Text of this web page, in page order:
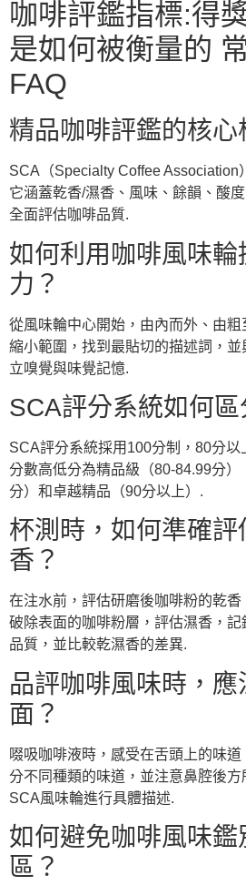
咖啡評鑑指標:得
是如何被衡量的
FAQ
精品咖啡評鑑的核心
SCA（Specialty Coffee Association
它涵蓋乾香/濕香、風味、餘韻、酸
全面評估咖啡品質.
如何利用咖啡風味輪
力？
從風味輪中心開始，由內而外、由
縮小範圍，找到最貼切的描述詞，
立嗅覺與味覺記憶.
SCA評分系統如何區
SCA評分系統採用100分制，80分
分數高低分為精品級（80-84.99分
分）和卓越精品（90分以上）.
杯測時，如何準確
香？
在注水前，評估研磨後咖啡粉的乾香
破除表面的咖啡粉層，評估濕香，
品質，並比較乾濕香的差異.
品評咖啡風味時，應
面？
啜吸咖啡液時，感受在舌頭上的味
分不同種類的味道，並注意鼻腔後方
SCA風味輪進行具體描述.
如何避免咖啡風味鑑
區？